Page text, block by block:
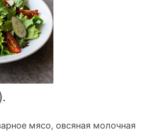
мясо, овсяная молочная